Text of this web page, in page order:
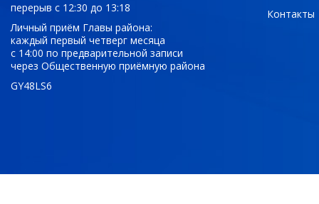
перерыв с 12:30 до 13:18
Личный приём Главы района:
каждый первый четверг месяца
с 14:00 по предварительной записи
через Общественную приёмную района
GY48LS6
Контакты